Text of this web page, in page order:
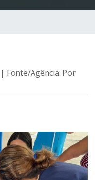
Fonte/Agência: Por